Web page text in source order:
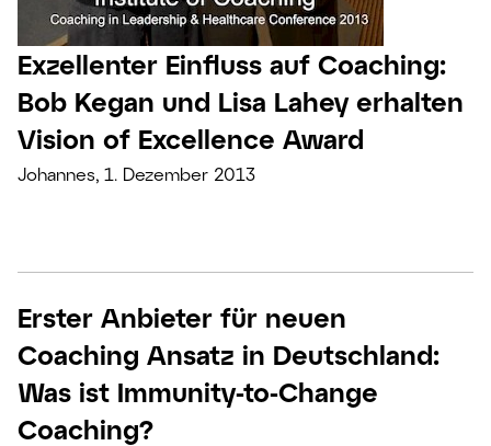
Exzellenter Einfluss auf Coaching:
Bob Kegan und Lisa Lahey erhalten
Vision of Excellence Award
Johannes, 1. Dezember 2013
Erster Anbieter für neuen
Coaching Ansatz in Deutschland:
Was ist Immunity-to-Change
Coaching?